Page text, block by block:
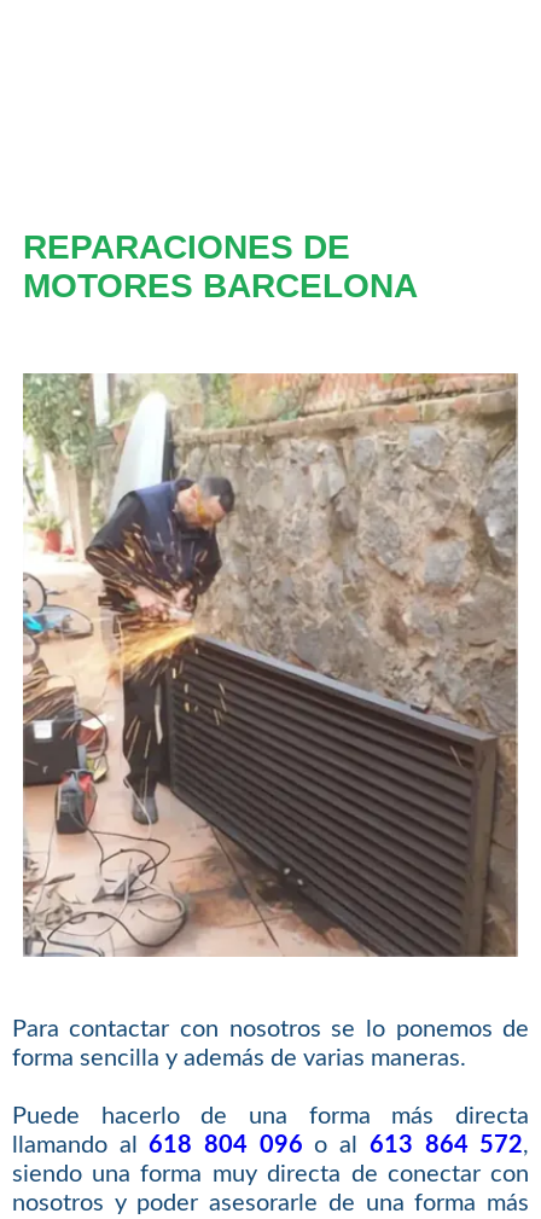
REPARACIONES DE
MOTORES BARCELONA
Para contactar con nosotros se lo ponemos de
forma sencilla y además de varias maneras.
Puede hacerlo de una forma más directa
llamando al618 804 096 o al 613 864 572,
siendo una forma muy directa de conectar con
nosotros y poder asesorarle de una forma más